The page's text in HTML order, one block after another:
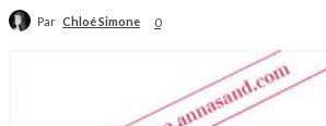
Par Chloé Simone 0